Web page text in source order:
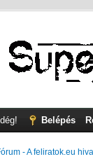
Belépés
- A feliratok.eu